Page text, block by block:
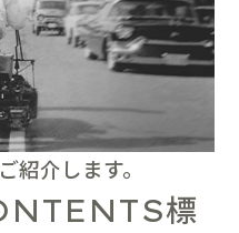
紹介します。
標